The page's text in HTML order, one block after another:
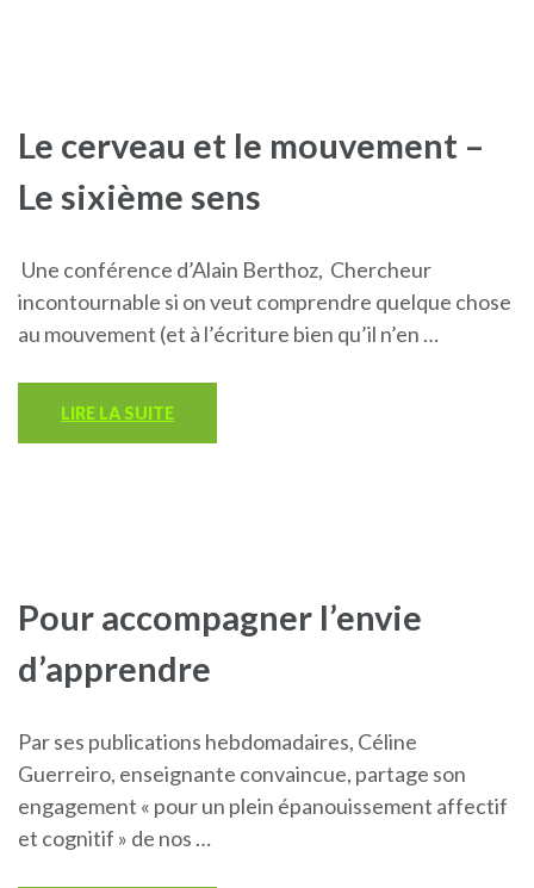
Le cerveau et le mouvement –
Le sixième sens
Une conférence d’Alain Berthoz, Chercheur
incontournable si on veut comprendre quelque chose
au mouvement (et à l’écriture bien qu’il n’en …
LIRE LA SUITE
Pour accompagner l’envie
d’apprendre
Par ses publications hebdomadaires, Céline
Guerreiro, enseignante convaincue, partage son
engagement « pour un plein épanouissement affectif
et cognitif » de nos …